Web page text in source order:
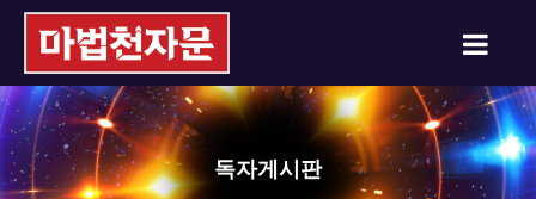
독자게시판